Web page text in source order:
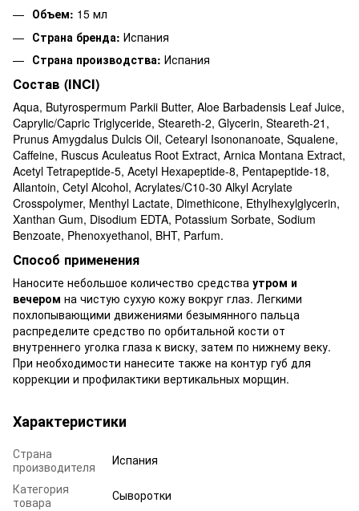
Объем: 15 мл
Страна бренда: Испания
Страна производства: Испания
Состав (INCI)
Aqua, Butyrospermum Parkii Butter, Aloe Barbadensis Leaf Juice,
Caprylic/Capric Triglyceride, Steareth-2, Glycerin, Steareth-21,
Prunus Amygdalus Dulcis Oil, Cetearyl Isononanoate, Squalene,
Caffeine, Ruscus Aculeatus Root Extract, Arnica Montana Extract,
Acetyl Tetrapeptide-5, Acetyl Hexapeptide-8, Pentapeptide-18,
Allantoin, Cetyl Alcohol, Acrylates/C10-30 Alkyl Acrylate
Crosspolymer, Menthyl Lactate, Dimethicone, Ethylhexylglycerin,
Xanthan Gum, Disodium EDTA, Potassium Sorbate, Sodium
Benzoate, Phenoxyethanol, BHT, Parfum.
Способ применения
Наносите небольшое количество средства утром и
вечером на чистую сухую кожу вокруг глаз. Легкими
похлопывающими движениями безымянного пальца
распределите средство по орбитальной кости от
внутреннего уголка глаза к виску, затем по нижнему веку.
При необходимости нанесите также на контур губ для
коррекции и профилактики вертикальных морщин.
Характеристики
Страна
производителя
Испания
Категория
товара
Сыворотки